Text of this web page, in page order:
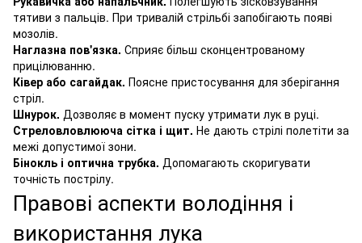
тятиви з пальців. При тривалій стрільбі запобігають появі
мозолів.
Наглазна пов'язка. Сприяє більш сконцентрованому
прицілюванню.
Ківер або сагайдак. Поясне пристосування для зберігання
стріл.
Шнурок. Дозволяє в момент пуску утримати лук в руці.
Стреловловлююча сітка і щит. Не дають стрілі полетіти за
межі допустимої зони.
Бінокль і оптична трубка. Допомагають скоригувати
точність пострілу.
Правові аспекти володіння і
використання лука